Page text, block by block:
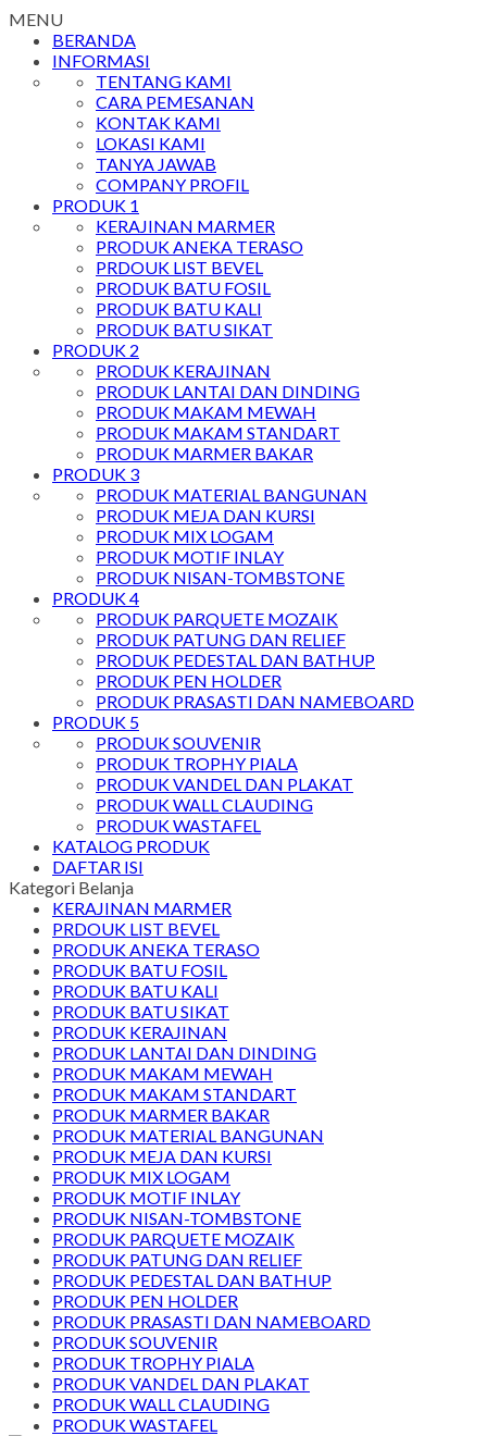
MENU
BERANDA
INFORMASI
TENTANG KAMI
CARA PEMESANAN
KONTAK KAMI
LOKASI KAMI
TANYA JAWAB
COMPANY PROFIL
PRODUK 1
KERAJINAN MARMER
PRODUK ANEKA TERASO
PRDOUK LIST BEVEL
PRODUK BATU FOSIL
PRODUK BATU KALI
PRODUK BATU SIKAT
PRODUK 2
PRODUK KERAJINAN
PRODUK LANTAI DAN DINDING
PRODUK MAKAM MEWAH
PRODUK MAKAM STANDART
PRODUK MARMER BAKAR
PRODUK 3
PRODUK MATERIAL BANGUNAN
PRODUK MEJA DAN KURSI
PRODUK MIX LOGAM
PRODUK MOTIF INLAY
PRODUK NISAN-TOMBSTONE
PRODUK 4
PRODUK PARQUETE MOZAIK
PRODUK PATUNG DAN RELIEF
PRODUK PEDESTAL DAN BATHUP
PRODUK PEN HOLDER
PRODUK PRASASTI DAN NAMEBOARD
PRODUK 5
PRODUK SOUVENIR
PRODUK TROPHY PIALA
PRODUK VANDEL DAN PLAKAT
PRODUK WALL CLAUDING
PRODUK WASTAFEL
KATALOG PRODUK
DAFTAR ISI
Kategori Belanja
KERAJINAN MARMER
PRDOUK LIST BEVEL
PRODUK ANEKA TERASO
PRODUK BATU FOSIL
PRODUK BATU KALI
PRODUK BATU SIKAT
PRODUK KERAJINAN
PRODUK LANTAI DAN DINDING
PRODUK MAKAM MEWAH
PRODUK MAKAM STANDART
PRODUK MARMER BAKAR
PRODUK MATERIAL BANGUNAN
PRODUK MEJA DAN KURSI
PRODUK MIX LOGAM
PRODUK MOTIF INLAY
PRODUK NISAN-TOMBSTONE
PRODUK PARQUETE MOZAIK
PRODUK PATUNG DAN RELIEF
PRODUK PEDESTAL DAN BATHUP
PRODUK PEN HOLDER
PRODUK PRASASTI DAN NAMEBOARD
PRODUK SOUVENIR
PRODUK TROPHY PIALA
PRODUK VANDEL DAN PLAKAT
PRODUK WALL CLAUDING
PRODUK WASTAFEL